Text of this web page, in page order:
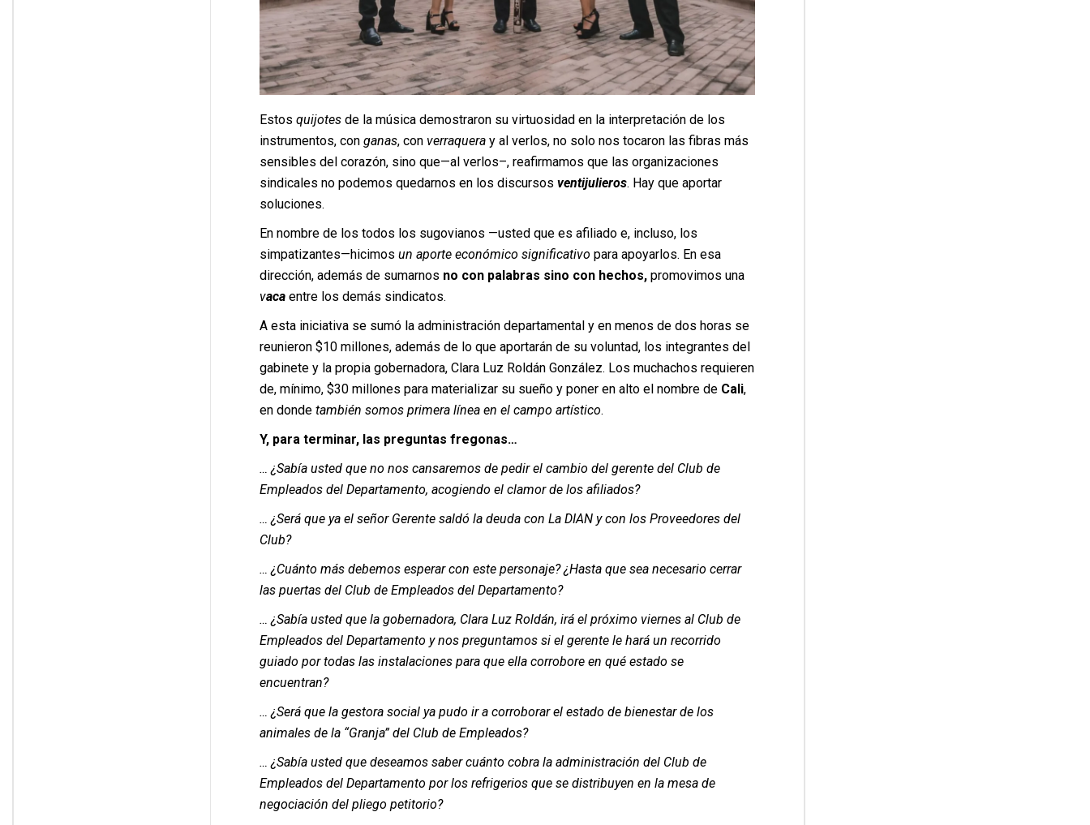
Estos quijotesde la música demostraron su virtuosidad en la interpretación de los
instrumentos, con ganas, con verraquera y al verlos, no solo nos tocaron las fibras más
sensibles del corazón, sino que—al verlos–, reafirmamos que las organizaciones
sindicales no podemos quedarnos en los discursos ventijulieros. Hay que aportar
soluciones.
En nombre de los todos los sugovianos —usted que es afiliado e, incluso, los
simpatizantes—hicimos un aporte económico significativo para apoyarlos. En esa
dirección, además de sumarnos no con palabras sino con hechos,promovimos una
vacaentre los demás sindicatos.
A esta iniciativa se sumó la administración departamental y en menos de dos horas se
reunieron $10 millones, además de lo que aportarán de su voluntad, los integrantes del
gabinete y la propia gobernadora, Clara Luz Roldán González. Los muchachos requieren
de, mínimo, $30 millones para materializar su sueño y poner en alto el nombre de Cali,
en donde también somos primera línea en el campo artístico.
Y, para terminar, las preguntas fregonas…
… ¿Sabía usted que no nos cansaremos de pedir el cambio del gerente del Club de
Empleados del Departamento, acogiendo el clamor de los afiliados?
… ¿Será que ya el señor Gerente saldó la deuda con La DIAN y con los Proveedores del
Club?
… ¿Cuánto más debemos esperar con este personaje? ¿Hasta que sea necesario cerrar
las puertas del Club de Empleados del Departamento?
… ¿Sabía usted que la gobernadora, Clara Luz Roldán, irá el próximo viernes al Club de
Empleados del Departamento y nos preguntamos si el gerente le hará un recorrido
guiado por todas las instalaciones para que ella corrobore en qué estado se
encuentran?
… ¿Será que la gestora social ya pudo ir a corroborar el estado de bienestar de los
animales de la “Granja” del Club de Empleados?
… ¿Sabía usted que deseamos saber cuánto cobra la administración del Club de
Empleados del Departamento por los refrigerios que se distribuyen en la mesa de
negociación del pliego petitorio?